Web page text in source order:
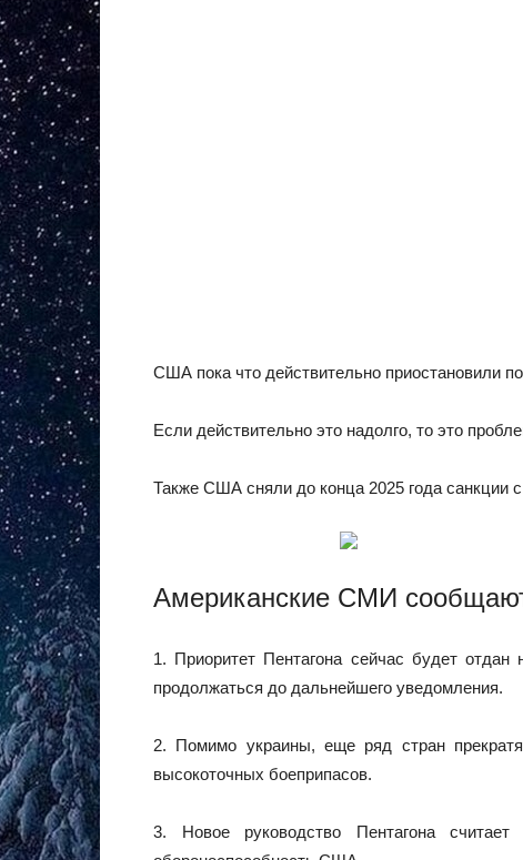
США пока что действительно приостановили
Если действительно это надолго, то это
Также США сняли до конца 2025 года санкции
Американские СМИ
1. Приоритет Пентагона сейчас будет
продолжаться до дальнейшего уведомления.
2. Помимо украины, еще ряд стран
высокоточных боеприпасов.
3. Новое руководство Пентагона